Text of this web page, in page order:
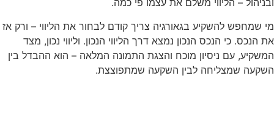
ובניהול – הליווי משלם את עצמו פי כמה.
מי שמחפש להשקיע בגאורגיה צריך קודם לבחור את הליווי – ורק אז
את הנכס. כי הנכס הנכון נמצא דרך הליווי הנכון. וליווי נכון, מצד
המשקיע, עם ניסיון מוכח והצגת התמונה המלאה – הוא ההבדל בין
השקעה שמצליחה לבין השקעה שמתפוצצת.